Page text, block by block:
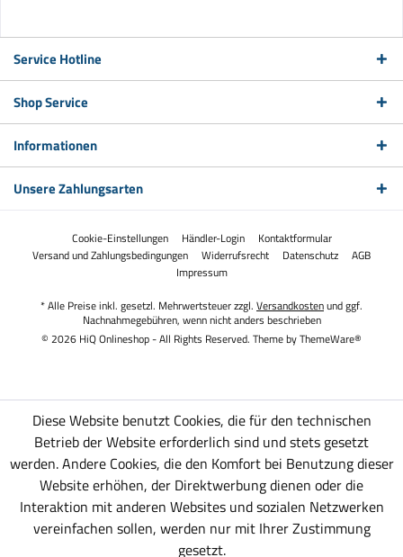
Service Hotline
Shop Service
Informationen
Unsere Zahlungsarten
Cookie-Einstellungen Händler-Login
Kontaktformular
Versand und Zahlungsbedingungen
Widerrufsrecht Datenschutz
AGB
Impressum
* Alle Preise inkl. gesetzl. Mehrwertsteuer zzgl. Versandkostenund ggf.
Nachnahmegebühren, wenn nicht anders beschrieben
© 2026 HiQ Onlineshop - All Rights Reserved. Theme byThemeWare®
Diese Website benutzt Cookies, die für den technischen
Betrieb der Website erforderlich sind und stets gesetzt
werden. Andere Cookies, die den Komfort bei Benutzung dieser
Website erhöhen, der Direktwerbung dienen oder die
Interaktion mit anderen Websites und sozialen Netzwerken
vereinfachen sollen, werden nur mit Ihrer Zustimmung
gesetzt.